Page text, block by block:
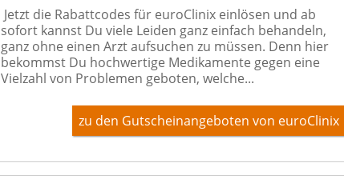
Jetzt die Rabattcodes für euroClinix einlösen und ab
sofort kannst Du viele Leiden ganz einfach behandeln,
ganz ohne einen Arzt aufsuchen zu müssen. Denn hier
bekommst Du hochwertige Medikamente gegen eine
Vielzahl von Problemen geboten, welche...
zu den Gutscheinangeboten von euroClinix